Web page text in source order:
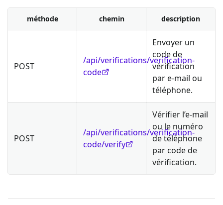
méthode chemin description
POST
/api/verifications/verification-
code
Envoyer un
code de
vérification
par e-mail ou
téléphone.
POST
/api/verifications/verification-
code/verify
Vérifier l’e-mail
ou le numéro
de téléphone
par code de
vérification.